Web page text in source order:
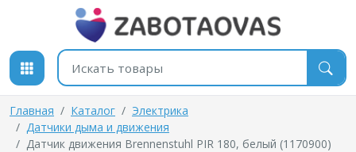
К содержимому
Поиск товаров
Главная Каталог
Электрика
Датчики дыма и движения
Датчик движения Brennenstuhl PIR 180, белый (1170900)